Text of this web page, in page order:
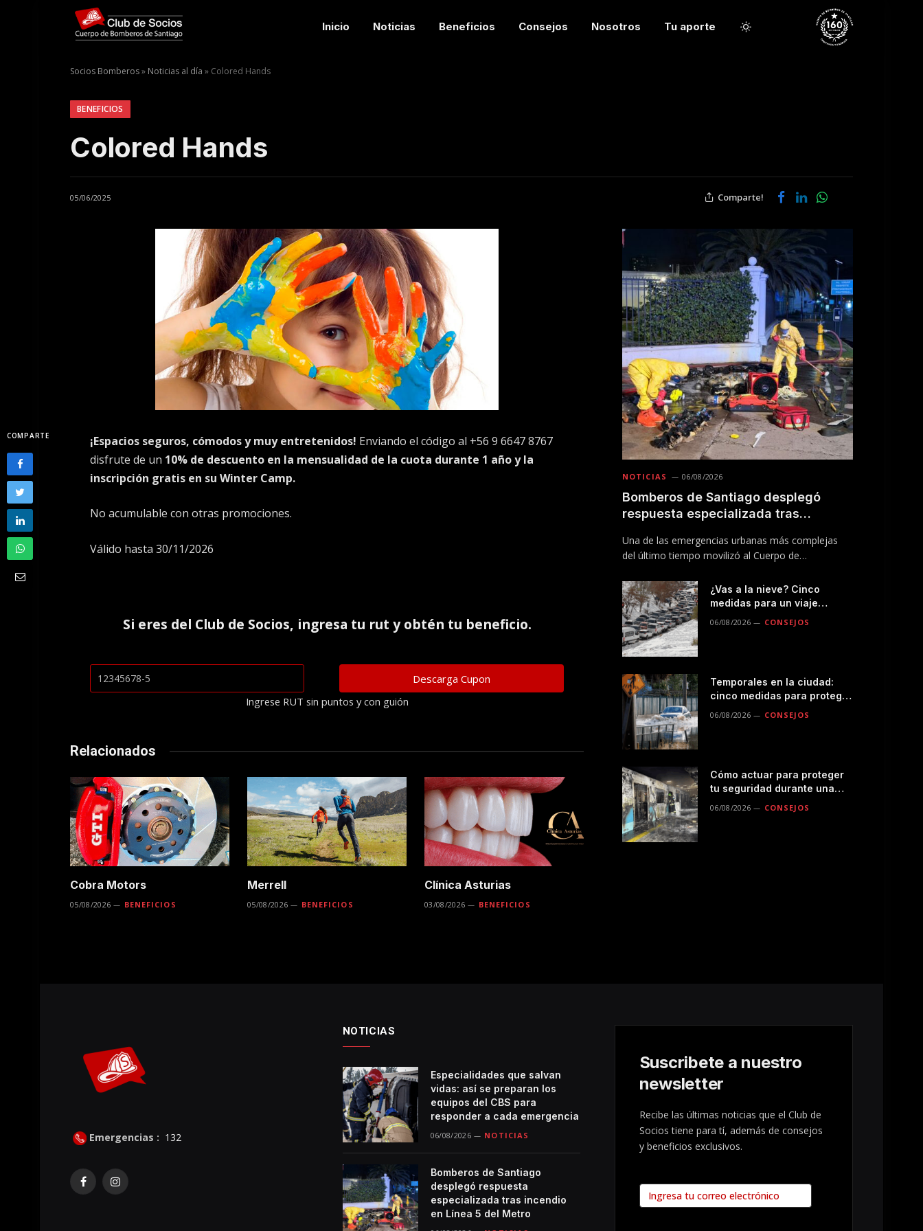
Inicio Noticias Beneficios Consejos Nosotros Tu aporte
Socios Bomberos» Noticias al día » Colored Hands
BENEFICIOS
Colored Hands
05/06/2025 Comparte!
COMPARTE ¡Espacios seguros, cómodos y muy entretenidos! Enviando el código al +56 9 6647 8767
disfrute de un 10% de descuento en la mensualidad de la cuota durante 1 año y la
inscripción gratis en su Winter Camp.
No acumulable con otras promociones.
Válido hasta 30/11/2026
Si eres del Club de Socios, ingresa tu rut y obtén tu beneficio.
Ingrese RUT sin puntos y con guión
Relacionados
Cobra Motors
05/08/2026 BENEFICIOS
Merrell
05/08/2026 BENEFICIOS
Clínica Asturias
03/08/2026 BENEFICIOS
NOTICIAS 06/08/2026
Bomberos de Santiago desplegó
respuesta especializada tras
Una de las emergencias urbanas más complejas
del último tiempo movilizó al Cuerpo de
¿Vas a la nieve? Cinco
medidas para un viaje
06/08/2026 CONSEJOS
Temporales en la ciudad:
cinco medidas para proteger
06/08/2026 CONSEJOS
Cómo actuar para proteger
tu seguridad durante una
transporte público
06/08/2026 CONSEJOS
Emergencias : 132
FacebookInstagram
NOTICIAS
Especialidades que salvan
vidas: así se preparan los
equipos del CBS para
responder a cada emergencia
06/08/2026 NOTICIAS
Bomberos de Santiago
desplegó respuesta
especializada tras incendio
en Línea 5 del Metro
Suscribete a nuestro
newsletter
Recibe las últimas noticias que el Club de
Socios tiene para tí, además de consejos
y beneficios exclusivos.